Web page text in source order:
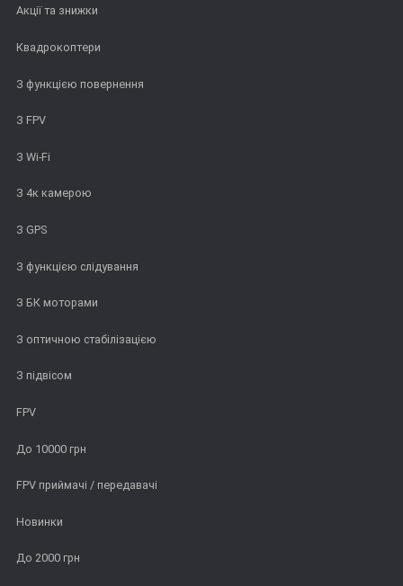
Акції та знижки
Квадрокоптери
З функцією повернення
З FPV
З Wi-Fi
З 4к камерою
З GPS
З функцією слідування
З БК моторами
З оптичною стабілізацією
З підвісом
FPV
До 10000 грн
FPV приймачі / передавачі
Новинки
До 2000 грн